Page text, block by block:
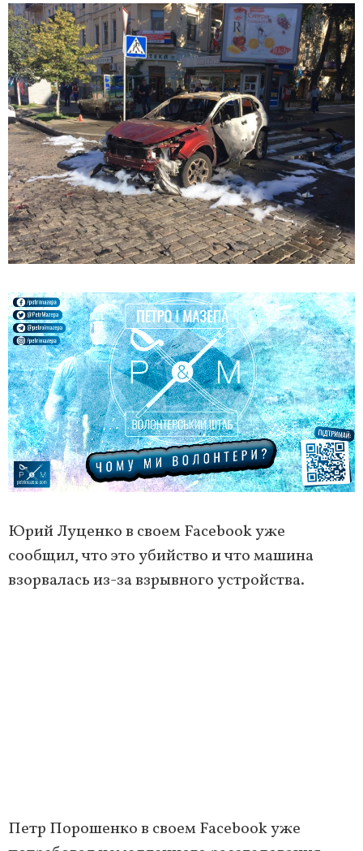
Юрий Луценко в своем Facebook уже
сообщил, что это убийство и что машина
взорвалась из-за взрывного устройства.
Петр Порошенко в своем Facebook уже